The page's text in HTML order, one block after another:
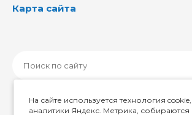
Карта сайта
На сайте используется технология
аналитики Яндекс. Метрика, собираются